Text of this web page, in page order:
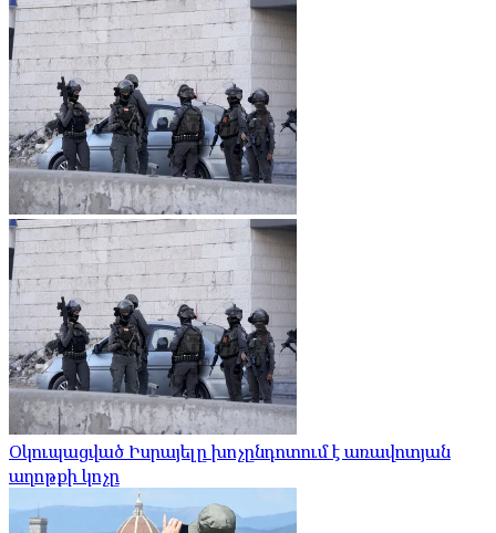
Օկուպացված Իսրայելը խոչընդոտում է առավոտյան
աղոթքի կոչը